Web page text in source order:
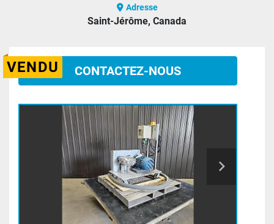
Adresse
Saint-Jérôme, Canada
VENDU CONTACTEZ-NOUS